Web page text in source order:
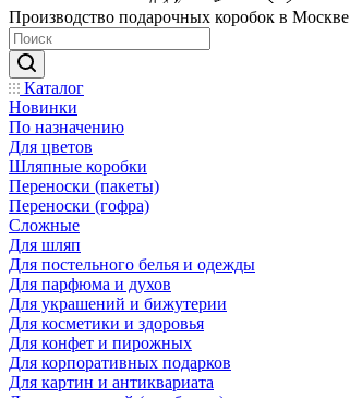
Производство подарочных коробок в Москве
Каталог
Новинки
По назначению
Для цветов
Шляпные коробки
Переноски (пакеты)
Переноски (гофра)
Сложные
Для шляп
Для постельного белья и одежды
Для парфюма и духов
Для украшений и бижутерии
Для косметики и здоровья
Для конфет и пирожных
Для корпоративных подарков
Для картин и антиквариата